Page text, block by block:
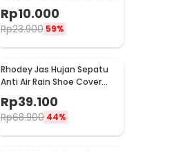
Rp10.000
Rp23.900 59%
Rhodey Jas Hujan Sepatu
Anti Air Rain Shoe Cover
PVC Zipper Reflector M - H-
212
Rp39.100
Rp68.900 44%